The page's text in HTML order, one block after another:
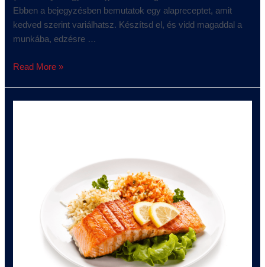
Ebben a bejegyzésben bemutatok egy alapreceptet, amit
kedved szerint variálhatsz. Készítsd el, és vidd magaddal a
munkába, edzésre …
Read More »